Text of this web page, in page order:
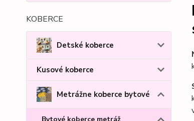
KOBERCE
Detské koberce
Kusové koberce
Metrážne koberce bytové